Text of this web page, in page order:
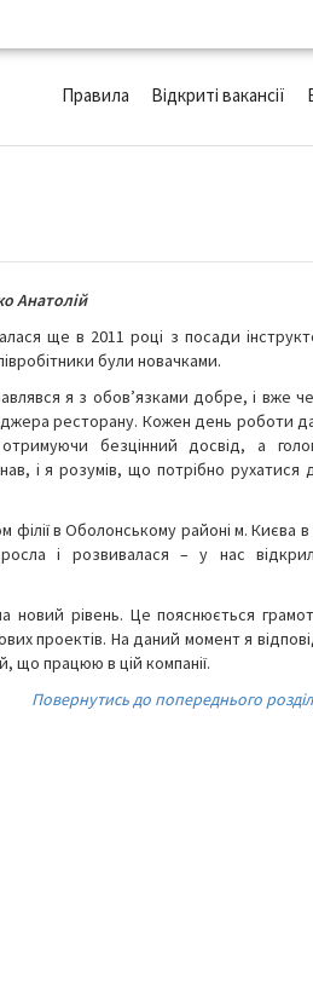
Правила Відкриті вакансії
Анатолій
ще в 2011 році з посади
були новачками.
я з обов’язками добре, і вже
ресторану. Кожен день роботи
безцінний досвід, а
і я розумів, що потрібно рухатися
в Оболонському районі м. Києва
і розвивалася – у нас
новий рівень. Це пояснюється
проектів. На даний момент я
що працюю в цій компанії.
Повернутись до попереднього